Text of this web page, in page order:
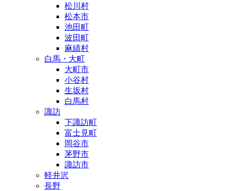
松川村
松本市
池田町
波田町
麻績村
白馬・大町
大町市
小谷村
生坂村
白馬村
諏訪
下諏訪町
富士見町
岡谷市
茅野市
諏訪市
軽井沢
長野